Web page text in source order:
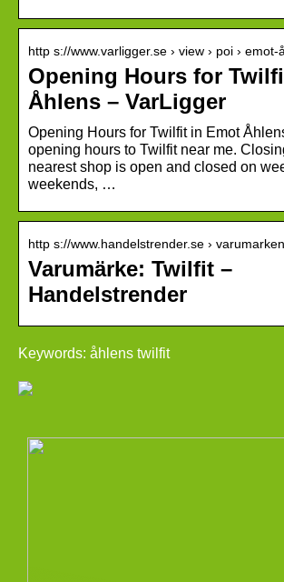
http s://www.varligger.se › view › poi › emot-
Opening Hours for
Åhlens – VarLigger
Opening Hours for Twilfit in Emot
opening hours to Twilfit near me.
nearest shop is open and closed on
weekends, …
http s://www.handelstrender.se ›
Varumärke: Twilfit –
Handelstrender
Keywords: åhlens twilfit